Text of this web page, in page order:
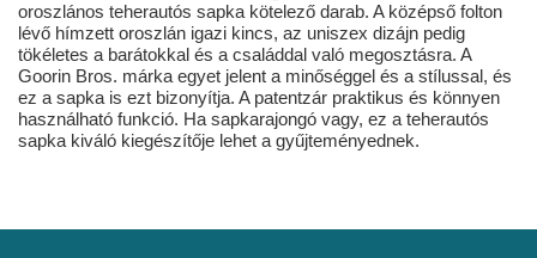
oroszlános teherautós sapka kötelező darab. A középső folton
lévő hímzett oroszlán igazi kincs, az uniszex dizájn pedig
tökéletes a barátokkal és a családdal való megosztásra. A
Goorin Bros. márka egyet jelent a minőséggel és a stílussal, és
ez a sapka is ezt bizonyítja. A patentzár praktikus és könnyen
használható funkció. Ha sapkarajongó vagy, ez a teherautós
sapka kiváló kiegészítője lehet a gyűjteményednek.